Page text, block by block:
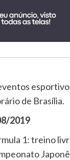
de Brasília.
2019
1: treino